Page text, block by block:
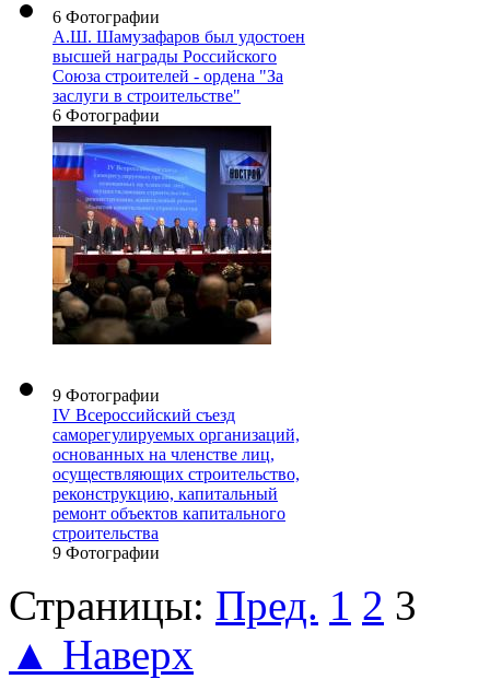
6 Фотографии
А.Ш. Шамузафаров был удостоен
высшей награды Российского
Союза строителей - ордена "За
заслуги в строительстве"
6 Фотографии
9 Фотографии
IV Всероссийский съезд
саморегулируемых организаций,
основанных на членстве лиц,
осуществляющих строительство,
реконструкцию, капитальный
ремонт объектов капитального
строительства
9 Фотографии
Страницы: Пред. 1 2 3
▲ Наверх